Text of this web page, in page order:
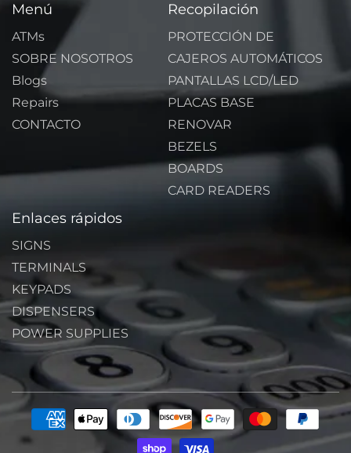
Menú
ATMs
SOBRE NOSOTROS
Blogs
Repairs
CONTACTO
Recopilación
PROTECCIÓN DE
CAJEROS AUTOMÁTICOS
PANTALLAS LCD/LED
PLACAS BASE
RENOVAR
BEZELS
BOARDS
CARD READERS
Enlaces rápidos
SIGNS
TERMINALS
KEYPADS
DISPENSERS
POWER SUPPLIES
Formas
pago